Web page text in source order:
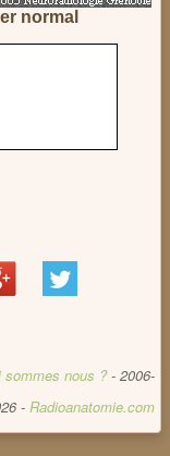
normal
Share
on
sommes nous ?- 2006-
- Radioanatomie.com